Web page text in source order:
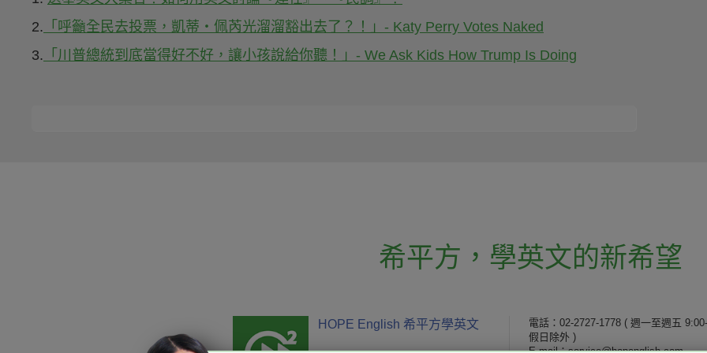
2. 「呼籲全民去投票，凱蒂‧佩芮光溜溜豁出去了？！」- Katy Perry Votes Naked
3. 「川普總統到底當得好不好，讓小孩說給你聽！」- We Ask Kids How Trump Is Doing
希平方 ， 學英文的新希望
HOPE English 希平方學英文 電話：02-2727-1778 ( 週一至週五
假日除外 )